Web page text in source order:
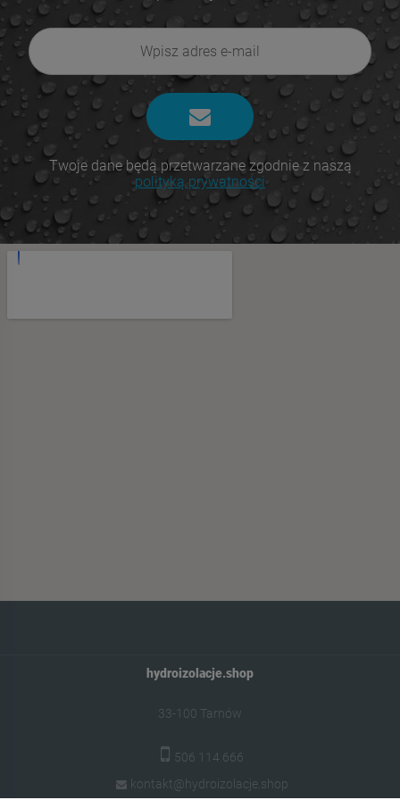
Twoje dane będą przetwarzane zgodnie z naszą
polityką prywatności
hydroizolacje.shop
33-100 Tarnów
506 114 666
kontakt@hydroizolacje.shop